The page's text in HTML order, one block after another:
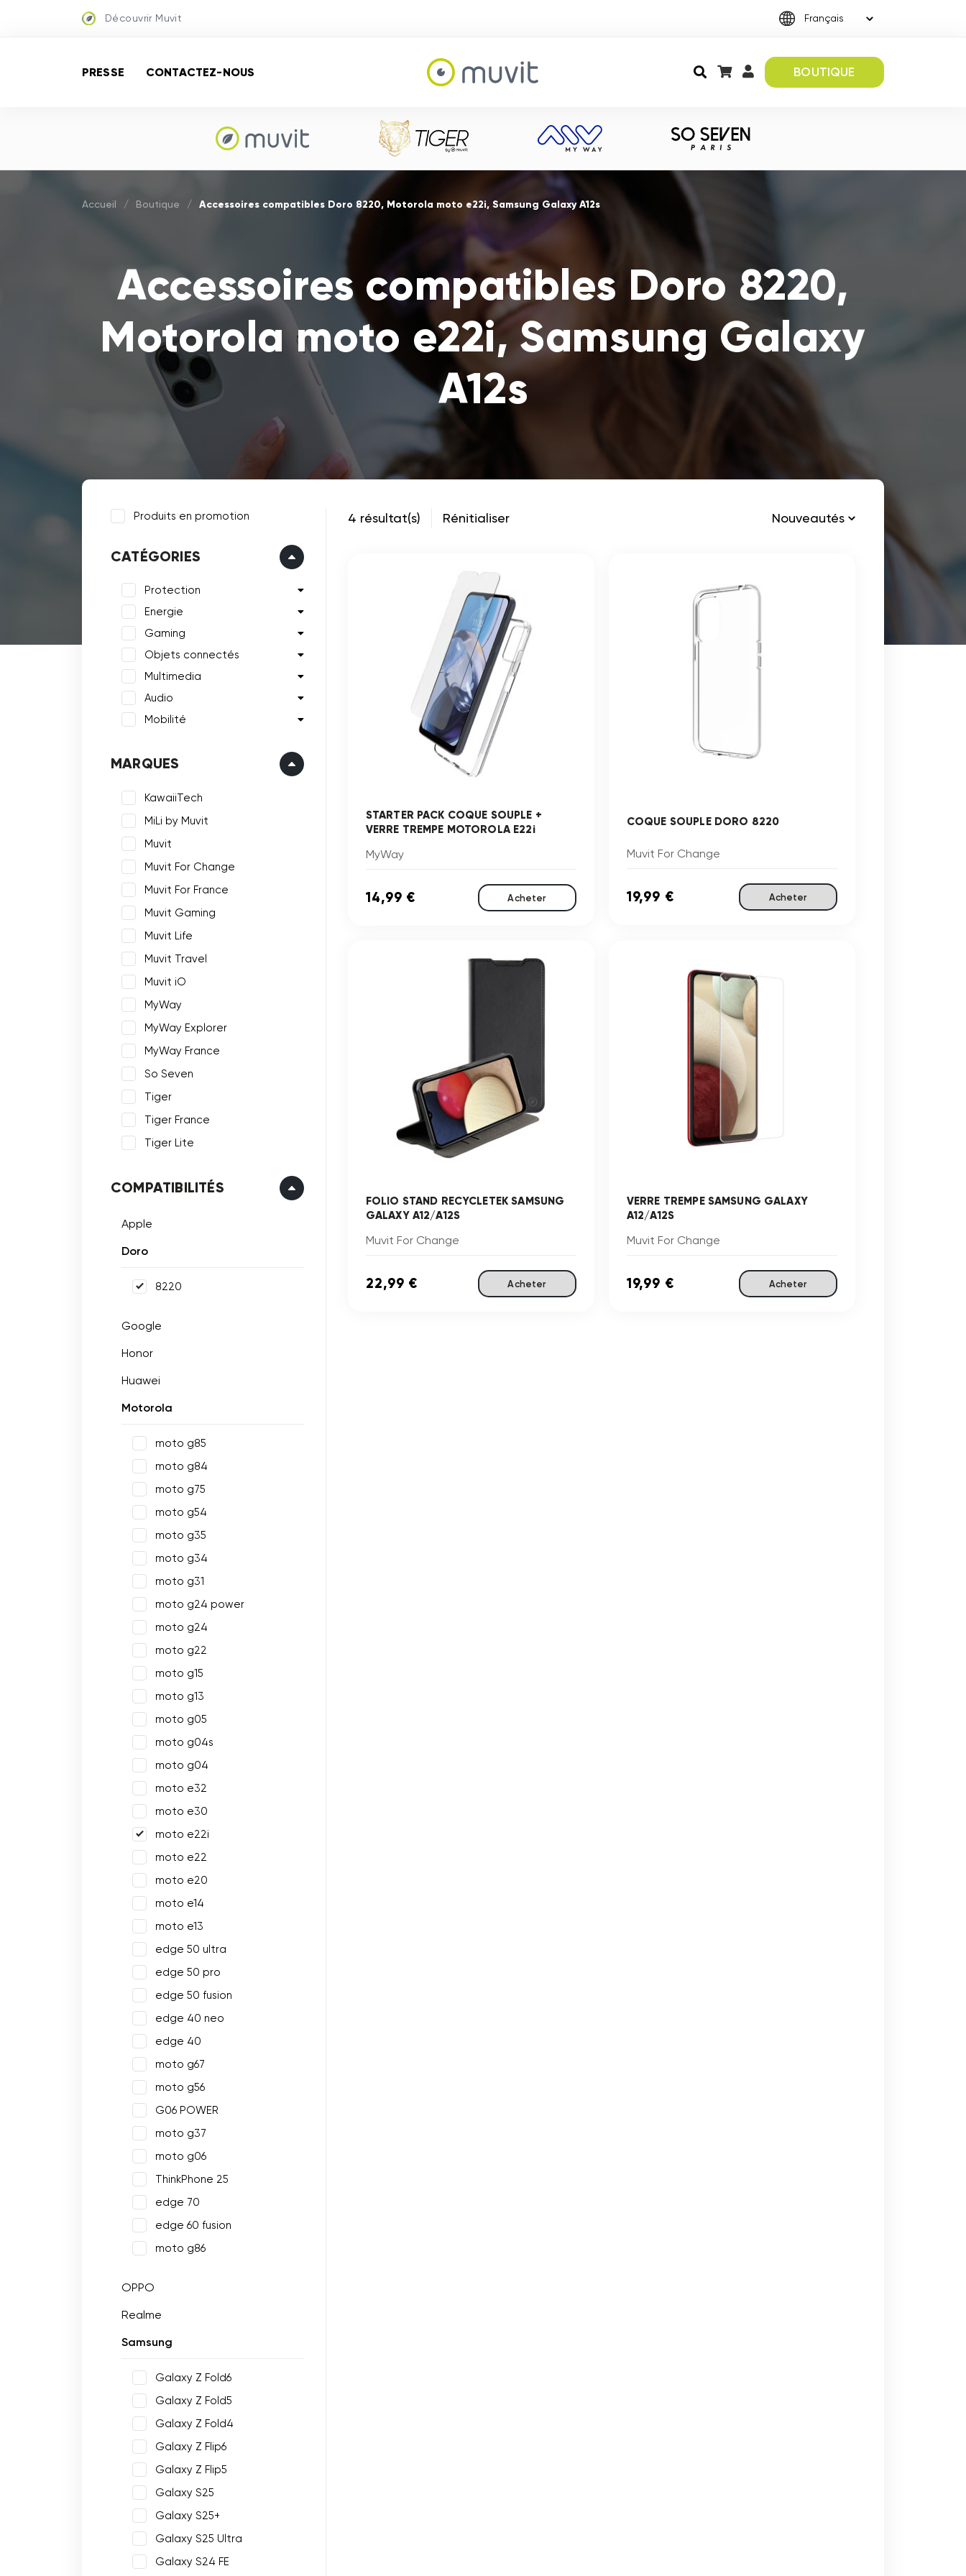
Découvrir Muvit
PRESSE CONTACTEZ-NOUS BOUTIQUE
Accueil / Boutique / Accessoires compatibles Doro 8220, Motorola moto e22i, Samsung Galaxy A12s
Accessoires compatibles Doro 8220,
Motorola moto e22i, Samsung Galaxy
A12s
Produits en promotion
CATÉGORIES
Protection
Energie
Gaming
Objets connectés
Multimedia
Audio
Mobilité
MARQUES
KawaiiTech
MiLi by Muvit
Muvit
Muvit For Change
Muvit For France
Muvit Gaming
Muvit Life
Muvit Travel
Muvit iO
MyWay
MyWay Explorer
MyWay France
So Seven
Tiger
Tiger France
Tiger Lite
COMPATIBILITÉS
Apple
Doro
8220
Google
Honor
Huawei
Motorola
moto g85
moto g84
moto g75
moto g54
moto g35
moto g34
moto g31
moto g24 power
moto g24
moto g22
moto g15
moto g13
moto g05
moto g04s
moto g04
moto e32
moto e30
moto e22i
moto e22
moto e20
moto e14
moto e13
edge 50 ultra
edge 50 pro
edge 50 fusion
edge 40 neo
edge 40
moto g67
moto g56
G06 POWER
moto g37
moto g06
ThinkPhone 25
edge 70
edge 60 fusion
moto g86
OPPO
Realme
Samsung
Galaxy Z Fold6
Galaxy Z Fold5
Galaxy Z Fold4
Galaxy Z Flip6
Galaxy Z Flip5
Galaxy S25
Galaxy S25+
Galaxy S25 Ultra
Galaxy S24 FE
4 résultat(s) Rénitialiser
STARTER PACK COQUE SOUPLE +
VERRE TREMPE MOTOROLA E22i
MyWay
14,99 € Acheter
COQUE SOUPLE DORO 8220
Muvit For Change
19,99 € Acheter
FOLIO STAND RECYCLETEK SAMSUNG
GALAXY A12/A12S
Muvit For Change
22,99 € Acheter
VERRE TREMPE SAMSUNG GALAXY
A12/A12S
Muvit For Change
19,99 € Acheter